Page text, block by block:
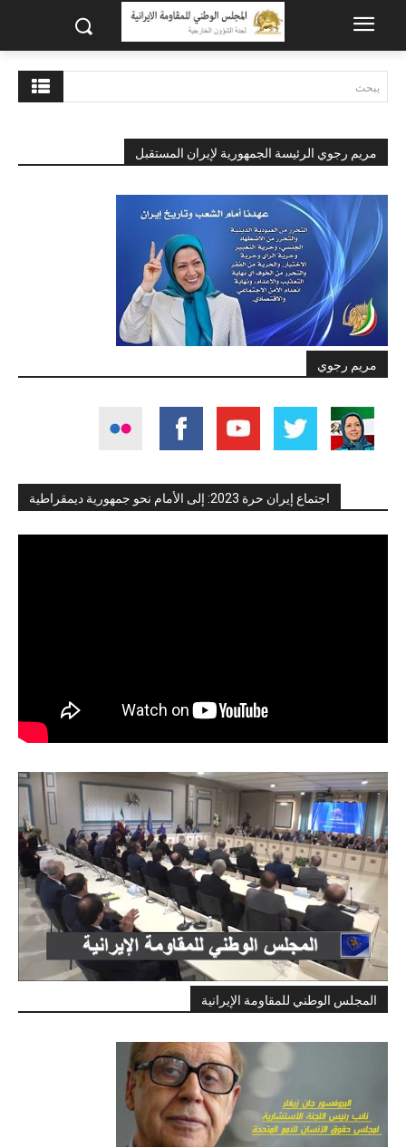
يبحث
مريم رجوي الرئيسة الجمهورية لإيران المستقبل
مريم رجوي
اجتماع إيران حرة 2023: إلى الأمام نحو جمهورية ديمقراطية
المجلس الوطني للمقاومة الإيرانية